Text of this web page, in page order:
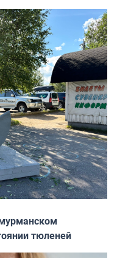
тюленей